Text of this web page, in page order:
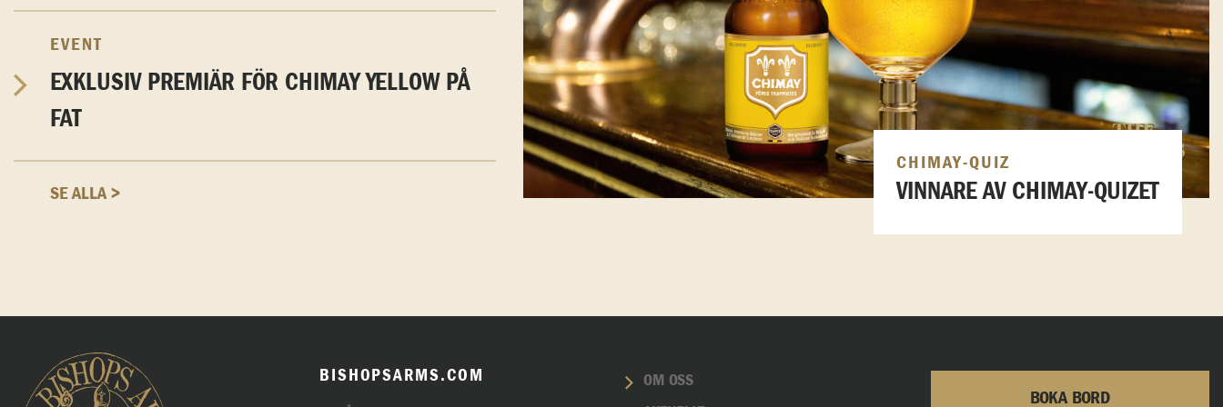
CHIMAY-QUIZ
VINNARE AV CHIMAY-QUIZET
EVENT
EXKLUSIV PREMIÄR FÖR CHIMAY YELLOW PÅ
FAT
SE ALLA >
BISHOPSARMS.COM
OM OSS
BOKA BORD